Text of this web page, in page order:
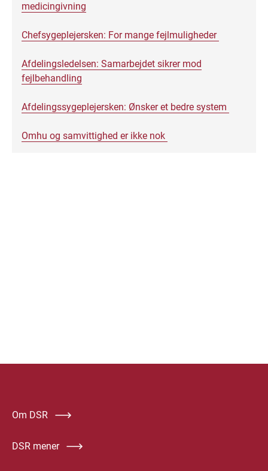
medicingivning
Chefsygeplejersken: For mange fejlmuligheder
Afdelingsledelsen: Samarbejdet sikrer mod
fejlbehandling
Afdelingssygeplejersken: Ønsker et bedre system
Omhu og samvittighed er ikke nok
Om DSR
DSR mener